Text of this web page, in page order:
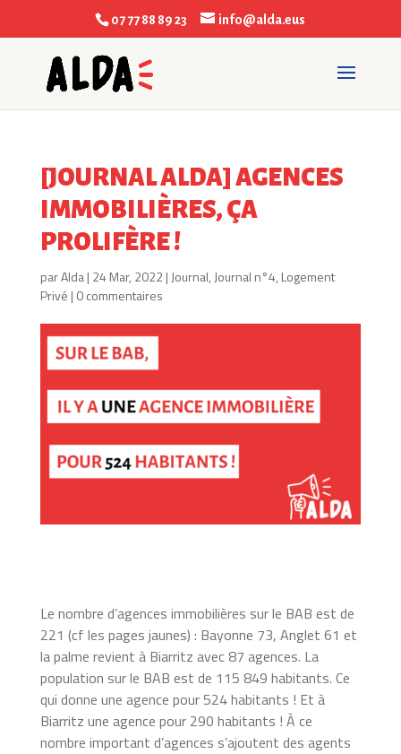
07 77 88 89 23 info@alda.eus
[JOURNAL ALDA] AGENCES
IMMOBILIÈRES, ÇA
PROLIFÈRE !
parAlda| 24 Mar, 2022| Journal, Journal n°4, Logement
Privé | 0 commentaires
Le nombre d’agences immobilières sur le BAB est de
221 (cf les pages jaunes) : Bayonne 73, Anglet 61 et
la palme revient à Biarritz avec 87 agences. La
population sur le BAB est de 115 849 habitants. Ce
qui donne une agence pour 524 habitants ! Et à
Biarritz une agence pour 290 habitants ! À ce
nombre important d’agences s’ajoutent des agents